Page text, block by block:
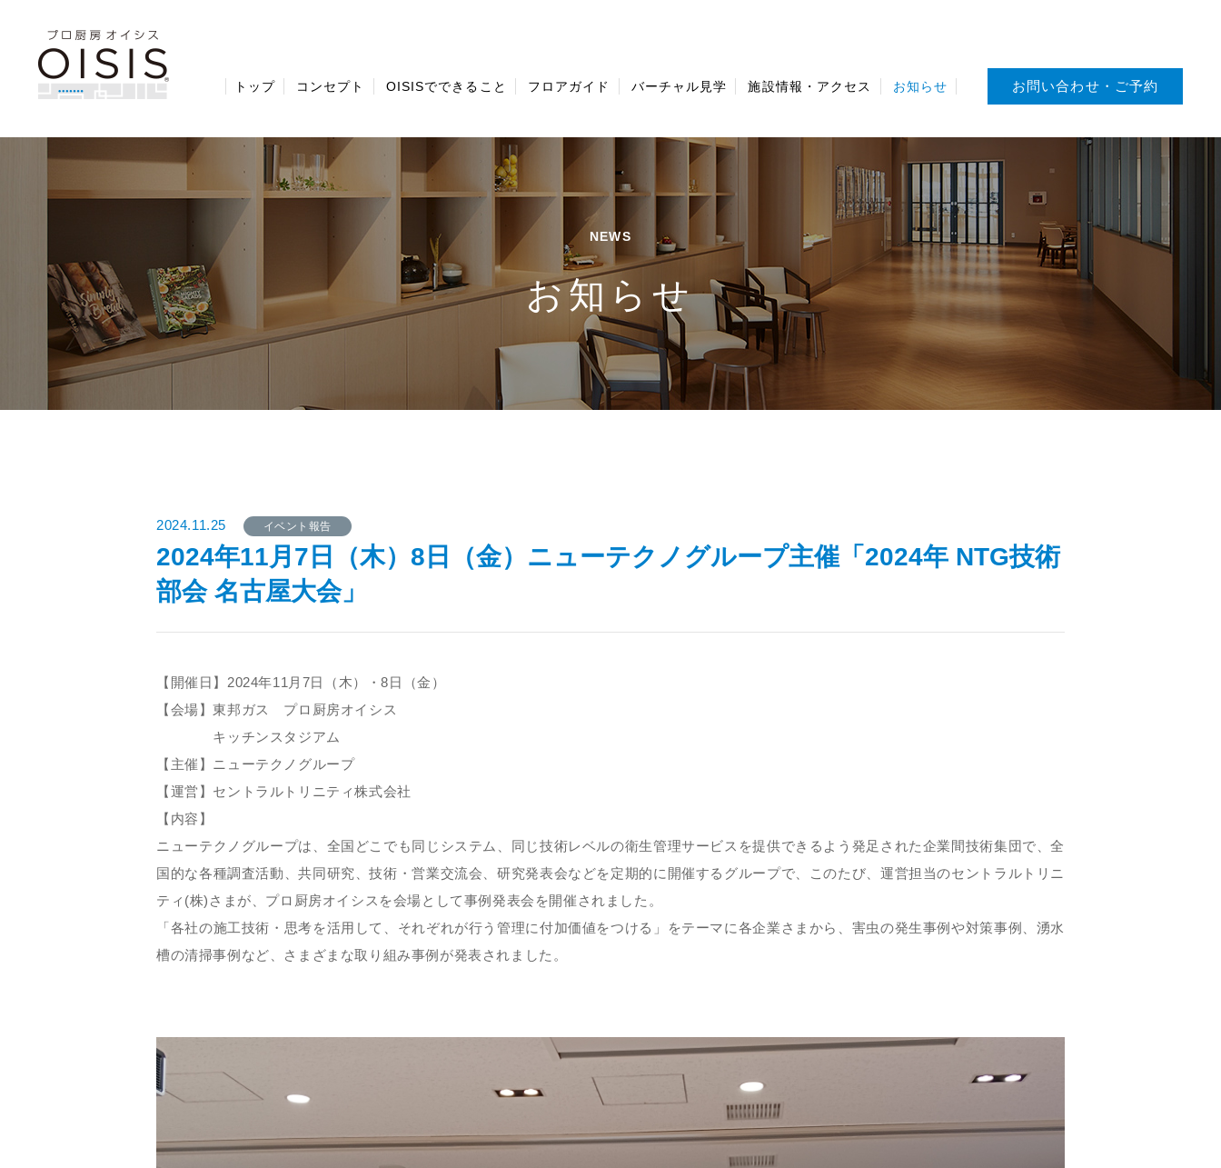
トップ コンセプト OISISでできること フロアガイド バーチャル見学 施設情報・アクセス お知らせ お問い合わせ・ご予約
NEWS
お知らせ
2024.11.25 イベント報告
2024年11月7日（木）8日（金）ニューテクノグループ主催「2024年 NTG技術
部会 名古屋大会」
【開催日】2024年11月7日（木）・8日（金）
【会場】東邦ガス プロ厨房オイシス
キッチンスタジアム
【主催】ニューテクノグループ
【運営】セントラルトリニティ株式会社
【内容】
ニューテクノグループは、全国どこでも同じシステム、同じ技術レベルの衛生管理サービスを提供できるよう発足された企業間技術集団で、全
国的な各種調査活動、共同研究、技術・営業交流会、研究発表会などを定期的に開催するグループで、このたび、運営担当のセントラルトリニ
ティ(株)さまが、プロ厨房オイシスを会場として事例発表会を開催されました。
「各社の施工技術・思考を活用して、それぞれが行う管理に付加価値をつける」をテーマに各企業さまから、害虫の発生事例や対策事例、湧水
槽の清掃事例など、さまざまな取り組み事例が発表されました。